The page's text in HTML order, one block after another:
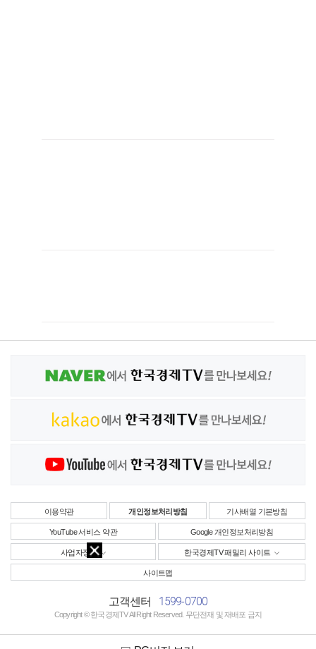
이용약관 개인정보처리방침 기사배열 기본방침
YouTube 서비스 약관 Google 개인정보처리방침
사업자정보 한국경제TV 패밀리 사이트
사이트맵
고객센터 1599-0700
Copyright © 한국경제TV All Right Reserved. 무단전재 및 재배포 금지